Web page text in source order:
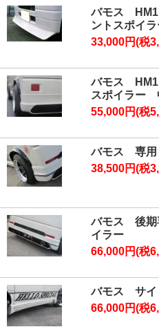
バモス
ントスポイ
33,000円(税
バモス
スポイラー
55,000円(税
バモス 専用
38,500円(税
バモス 後期
イラー
66,000円(税
バモス サイ
66,000円(税